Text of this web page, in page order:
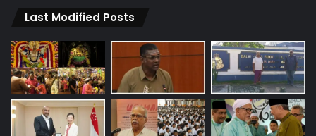
Last Modified Posts